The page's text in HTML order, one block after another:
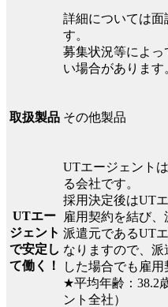
詳細については面
す。
募集状況等によっ
い場合があります
取扱製品 その他製品
UTエー
ジェント
で安定し
て働く！
UTエージェント
る会社です。
採用決定後はUT
雇用契約を結び、
派遣元であるUT
なりますので、
した場合でも雇用
★平均年齢：38.2
ント全社）